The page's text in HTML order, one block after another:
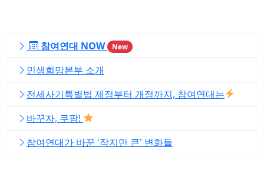
참여연대 NOW New
민생희망본부 소개
전세사기특별법 제정부터 개정까지, 참여연대는
바꾸자, 쿠팡!
참여연대가 바꾼 '작지만 큰' 변화들